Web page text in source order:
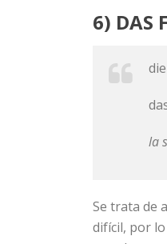
6) DAS
la
Se trata de
difícil, por